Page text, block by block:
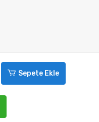
Sepete Ekle